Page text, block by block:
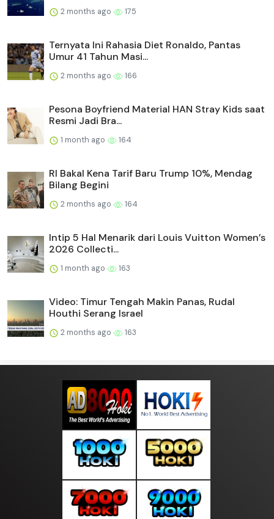
2 months ago 175
Ternyata Ini Rahasia Diet Ronaldo, Pantas
Umur 41 Tahun Masi...
2 months ago 166
Pesona Boyfriend Material HAN Stray Kids saat
Resmi Jadi Bra...
1 month ago 164
RI Bakal Kena Tarif Baru Trump 10%, Mendag
Bilang Begini
2 months ago 164
Intip 5 Hal Menarik dari Louis Vuitton Women’s
2026 Collecti...
1 month ago 163
Video: Timur Tengah Makin Panas, Rudal
Houthi Serang Israel
2 months ago 163